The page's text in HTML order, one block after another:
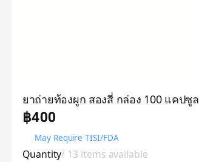
ยาถ่ายท้องผูก สองสี่ กล่อง 100 แคปซูล
฿400
May Require TISI/FDA
Quantity/ 13 items available